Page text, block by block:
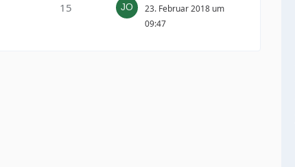
15
23. Februar 2018 um
09:47